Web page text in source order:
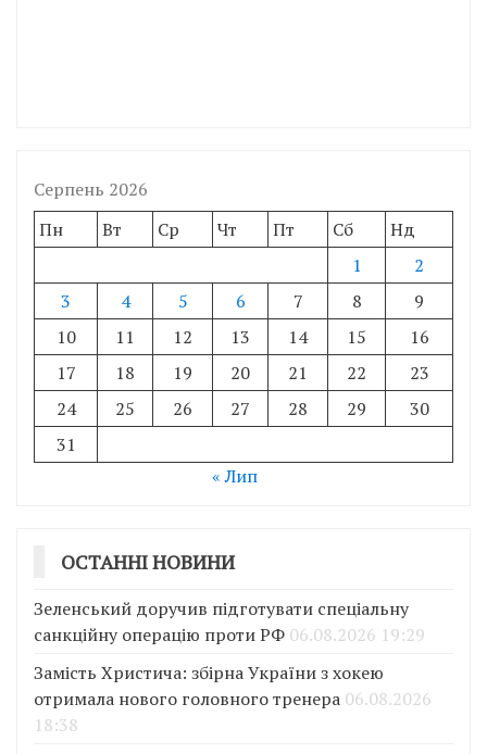
Серпень 2026
Пн
Вт Ср Чт Пт Сб
Нд
1
2
3
4 5 6 7 8
9
10
11 12 13 14 15
16
17
18 19 20 21 22
23
24
25 26 27 28 29
30
31
« Лип
ОСТАННІ НОВИНИ
Зеленський доручив підготувати спеціальну
санкційну операцію проти РФ 06.08.2026 19:29
Замість Христича: збірна України з хокею
отримала нового головного тренера 06.08.2026
18:38